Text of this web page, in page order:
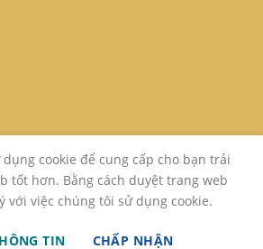
cookie để cung cấp cho bạn trải
tốt hơn. Bằng cách duyệt trang web
với việc chúng tôi sử dụng cookie.
TIN CHẤP NHẬN